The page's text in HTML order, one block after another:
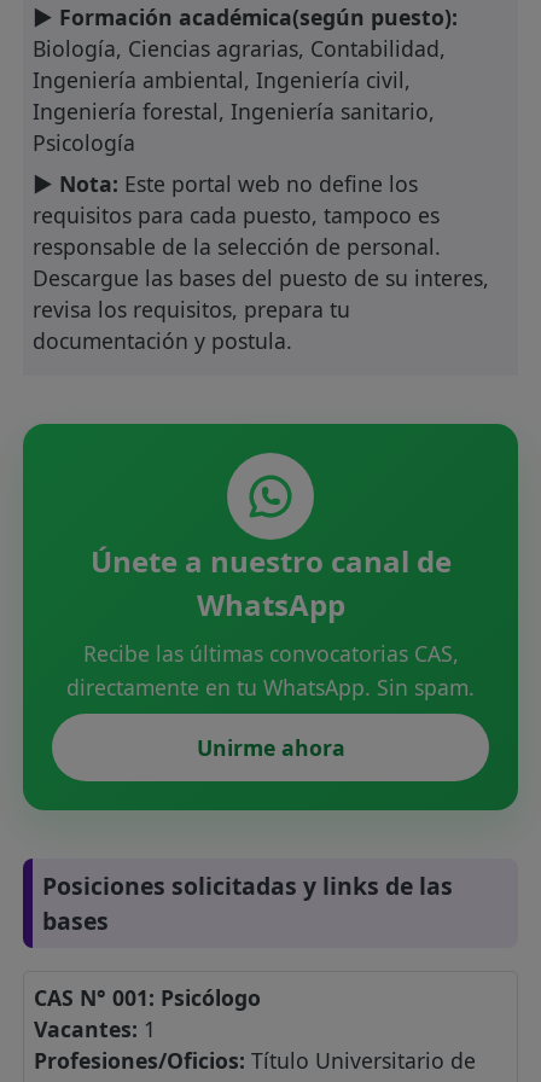
► Formación académica(según puesto):
Biología, Ciencias agrarias, Contabilidad,
Ingeniería ambiental, Ingeniería civil,
Ingeniería forestal, Ingeniería sanitario,
Psicología
► Nota: Este portal web no define los
requisitos para cada puesto, tampoco es
responsable de la selección de personal.
Descargue las bases del puesto de su interes,
revisa los requisitos, prepara tu
documentación y postula.
Únete a nuestro canal de
WhatsApp
Recibe las últimas convocatorias CAS,
directamente en tu WhatsApp. Sin spam.
Unirme ahora
Posiciones solicitadas y links de las
bases
CAS N° 001: Psicólogo
Vacantes: 1
Profesiones/Oficios: Título Universitario de